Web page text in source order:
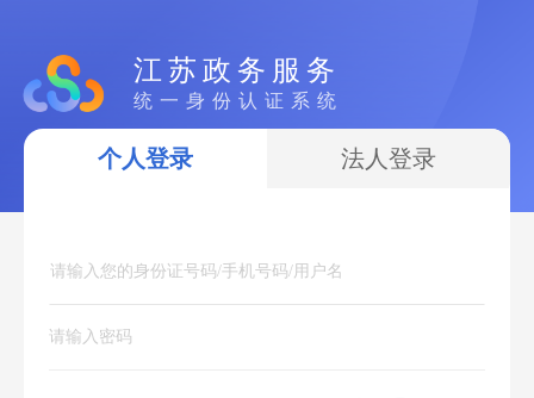
江苏政务服务
统一身份认证系统
个人登录 法人登录